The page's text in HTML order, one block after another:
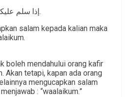
إذا سلم عليكم أهل الكتاب فقولوا وعليكم.
salam kepada kalian maka
boleh mendahului orang kafir
Akan tetapi, kapan ada orang
mengucapkan salam
: “waalaikum.”